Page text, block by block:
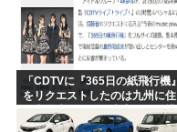
「CDTVに『365日の紙飛行機』
をリクエストしたのは九州に住
む中学生」←この事実って結構
デカいよな【AKB48】